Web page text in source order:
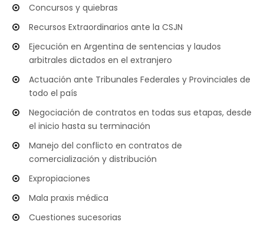
Concursos y quiebras
Recursos Extraordinarios ante la CSJN
Ejecución en Argentina de sentencias y laudos
arbitrales dictados en el extranjero
Actuación ante Tribunales Federales y Provinciales de
todo el país
Negociación de contratos en todas sus etapas, desde
el inicio hasta su terminación
Manejo del conflicto en contratos de
comercialización y distribución
Expropiaciones
Mala praxis médica
Cuestiones sucesorias